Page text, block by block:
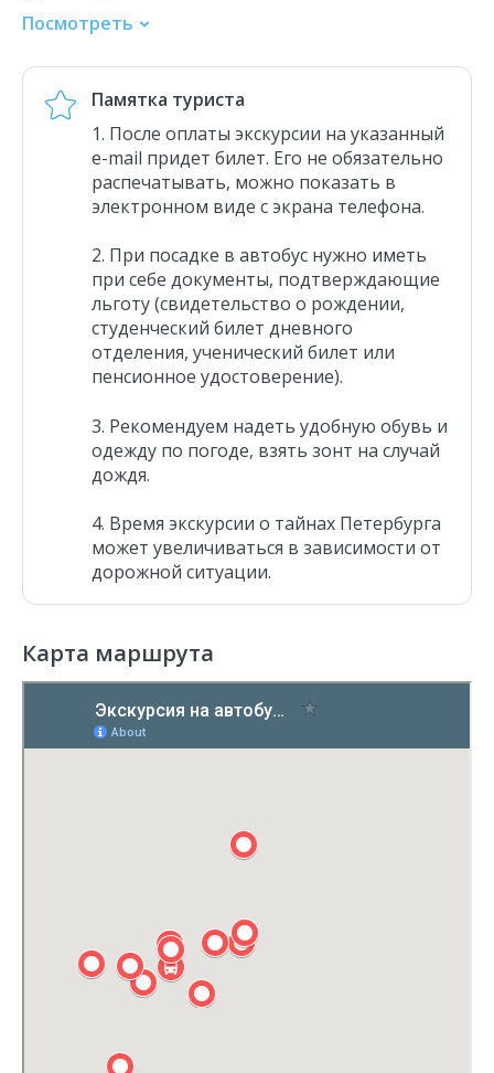
Посмотреть
Дворцовая площадь
Семимостье
Банковский мост
Золотые грифоны
Чижик-Пыжик
Египетские сфинксы
Исаакиевский собор
Спас на Крови
Медный всадник
Памятка туриста
После оплаты экскурсии на указанный
e-mail придет билет. Его не обязательно
распечатывать, можно показать в
электронном виде с экрана телефона.
При посадке в автобус нужно иметь
при себе документы, подтверждающие
льготу (свидетельство о рождении,
студенческий билет дневного
отделения, ученический билет или
пенсионное удостоверение).
Рекомендуем надеть удобную обувь и
одежду по погоде, взять зонт на случай
дождя.
Время экскурсии о тайнах Петербурга
может увеличиваться в зависимости от
дорожной ситуации.
Карта маршрута